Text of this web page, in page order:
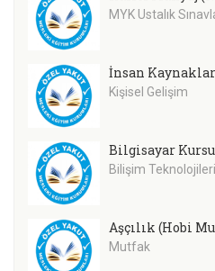
MYK Ustalık
İnsan
Kişisel Gelişim
Bilgisayar Kursu
Bilişim Teknolojileri
Aşçılık (Hobi
Mutfak